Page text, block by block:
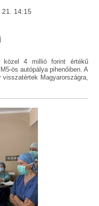
21. 14:15
közel 4 millió forint értékű
ös autópálya pihenőiben. A
Magyarországra,